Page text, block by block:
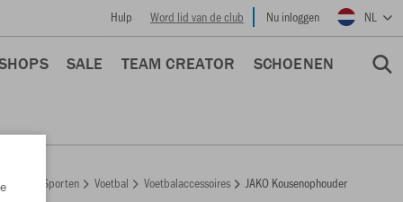
Hulp Word lid van de club Nu inloggen NL
SALE TEAM CREATOR SCHOENEN
Sporten Voetbal Voetbalaccessoires JAKO Kousenophouder